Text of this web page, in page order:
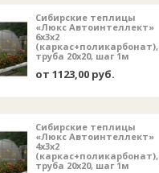
Сибирские теплицы
«Люкс Автоинтеллект»
6х3х2
(каркас+поликарбонат),
труба 20х20, шаг 1м
от 1123,00 руб.
Сибирские теплицы
«Люкс Автоинтеллект»
4х3х2
(каркас+поликарбонат),
труба 20х20, шаг 1м